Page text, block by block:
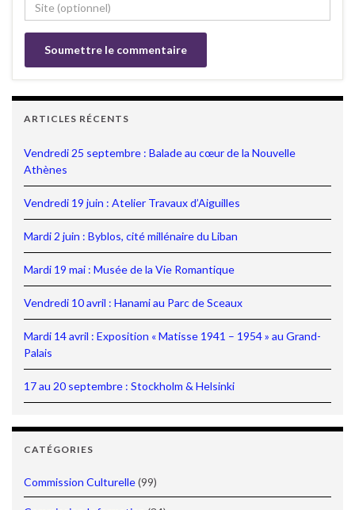
ARTICLES RÉCENTS
Vendredi 25 septembre : Balade au cœur de la Nouvelle
Athènes
Vendredi 19 juin : Atelier Travaux d’Aiguilles
Mardi 2 juin : Byblos, cité millénaire du Liban
Mardi 19 mai : Musée de la Vie Romantique
Vendredi 10 avril : Hanami au Parc de Sceaux
Mardi 14 avril : Exposition « Matisse 1941 – 1954 » au Grand-
Palais
17 au 20 septembre : Stockholm & Helsinki
CATÉGORIES
Commission Culturelle(99)